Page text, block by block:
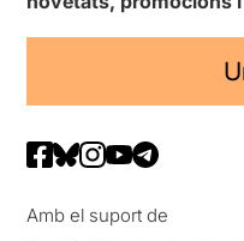
Amb el suport de